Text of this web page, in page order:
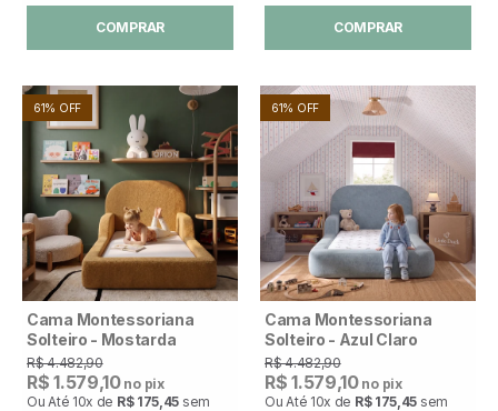
COMPRAR COMPRAR
61% OFF
Cama Montessoriana
Solteiro - Mostarda
R$ 4.482,90
R$ 1.579,10no pix
Ou Até 10x de R$ 175,45 sem
61% OFF
Cama Montessoriana
Solteiro - Azul Claro
R$ 4.482,90
R$ 1.579,10no pix
Ou Até 10x de R$ 175,45 sem